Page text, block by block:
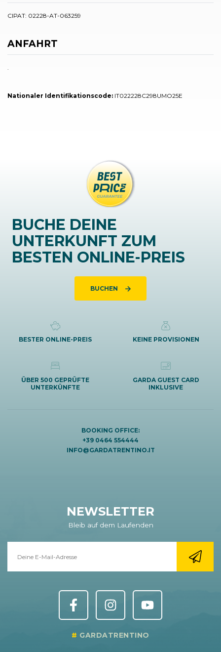
CIPAT: 02228-AT-063259
ANFAHRT
.
Nationaler Identifikationscode: IT022228C298UMO25E
BUCHE DEINE
UNTERKUNFT ZUM
BESTEN ONLINE-PREIS
BUCHEN
BESTER ONLINE-PREIS KEINE PROVISIONEN
ÜBER 500 GEPRÜFTE
UNTERKÜNFTE
GARDA GUEST CARD
INKLUSIVE
BOOKING OFFICE:
+39 0464 554444
INFO@GARDATRENTINO.IT
NEWSLETTER
Bleib auf dem Laufenden
GARDATRENTINO